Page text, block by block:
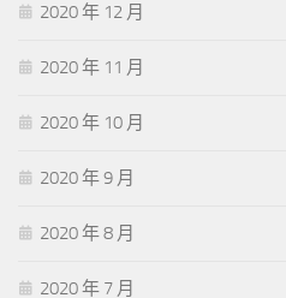
2020 年 12 月
2020 年 11 月
2020 年 10 月
2020 年 9 月
2020 年 8 月
2020 年 7 月